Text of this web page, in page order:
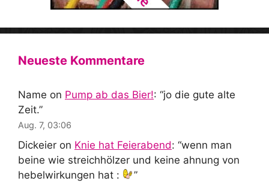
Neueste Kommentare
Name on Pump ab das Bier!: “jo die gute alte
Zeit.”
Aug. 7, 03:06
Dickeier on Knie hat Feierabend: “wenn man
beine wie streichhölzer und keine ahnung von
hebelwirkungen hat :
”